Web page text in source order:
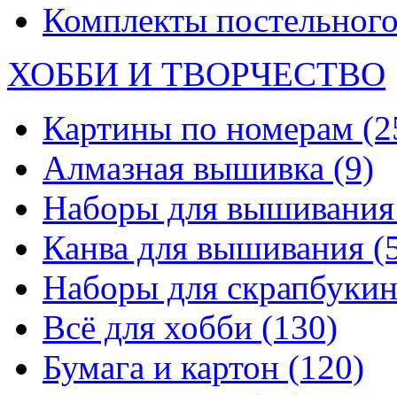
Комплекты
ХОББИ И ТВОРЧЕСТВО
Картины по номерам
Алмазная вышивка (9)
Наборы для
Канва для вышивания
Наборы для
Всё для хобби (130)
Бумага и картон (120)